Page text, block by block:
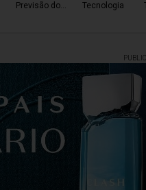
Previsão do TempoTecnologia